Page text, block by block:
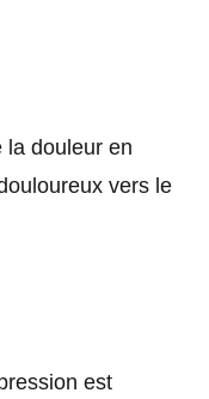
la douleur en
vers le
est